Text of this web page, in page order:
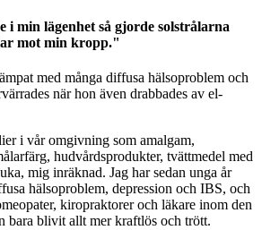
i min lägenhet så gjorde solstrålarna
mot min kropp."
med många diffusa hälsoproblem och
när hon även drabbades av el-
i vår omgivning som amalgam,
hudvårdsprodukter, tvättmedel med
mig inräknad. Jag har sedan unga år
hälsoproblem, depression och IBS, och
kiropraktorer och läkare inom den
bara blivit allt mer kraftlös och trött.